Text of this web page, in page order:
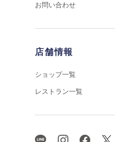
お問い合わせ
店舗情報
ショップ一覧
レストラン一覧